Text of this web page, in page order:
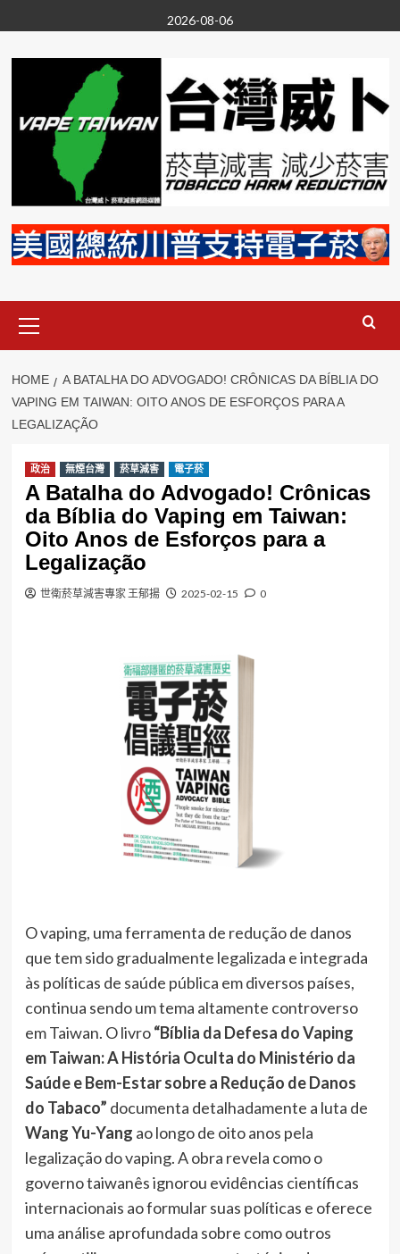
to
content
2026-08-06
Menu
HOME
A BATALHA DO ADVOGADO! CRÔNICAS DA BÍBLIA DO
VAPING EM TAIWAN: OITO ANOS DE ESFORÇOS PARA A
LEGALIZAÇÃO
政治 無煙台灣 菸草減害 電子菸
A Batalha do Advogado! Crônicas
da Bíblia do Vaping em Taiwan:
Oito Anos de Esforços para a
Legalização
世衛菸草減害專家 王郁揚 2025-02-15 0
O vaping, uma ferramenta de redução de danos
que tem sido gradualmente legalizada e integrada
às políticas de saúde pública em diversos países,
continua sendo um tema altamente controverso
em Taiwan. O livro“Bíblia da Defesa do Vaping
em Taiwan: A História Oculta do Ministério da
Saúde e Bem-Estar sobre a Redução de Danos
do Tabaco” documenta detalhadamente a luta de
Wang Yu-Yang ao longo de oito anos pela
legalização do vaping. A obra revela como o
governo taiwanês ignorou evidências científicas
internacionais ao formular suas políticas e oferece
uma análise aprofundada sobre como outros